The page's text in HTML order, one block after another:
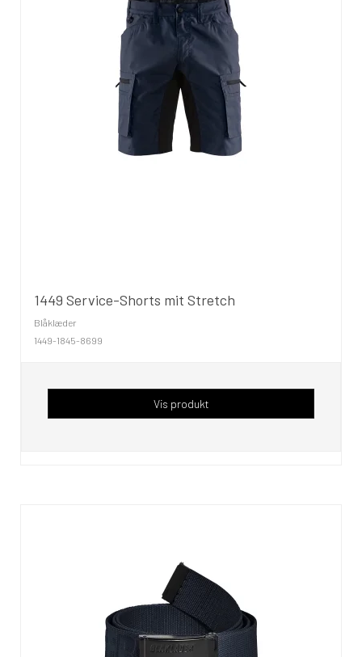
1449 Service-Shorts mit Stretch
Blåklæder
1449-1845-8699
Vis produkt